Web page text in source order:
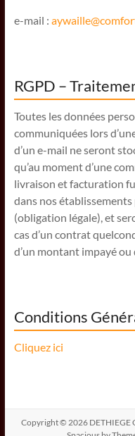
e-mail :
RGPD –
Toutes les données
communiquées lors
d’un e-mail ne seront
qu’au moment d’une
livraison et facturation
dans nos
(obligation légale), et
cas d’un contrat
d’un montant impayé
Conditions
Cliquez ici
Copyright © 2026 DETHIEGE